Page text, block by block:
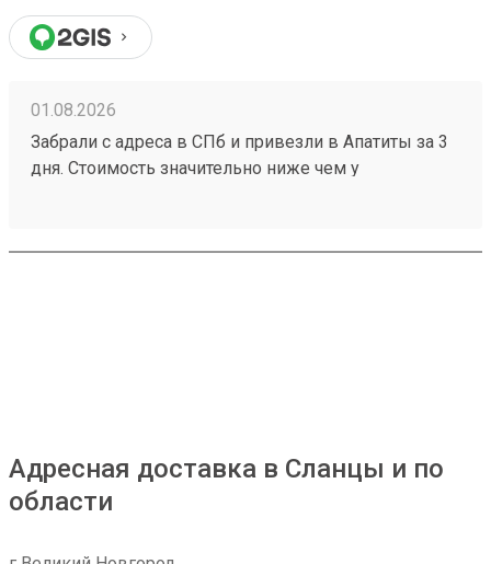
01.08.2026
Забрали с адреса в СПб и привезли в Апатиты за 3
дня. Стоимость значительно ниже чем у
компанией! Номер заказа 260691900.
Адресная доставка в Сланцы и по
области